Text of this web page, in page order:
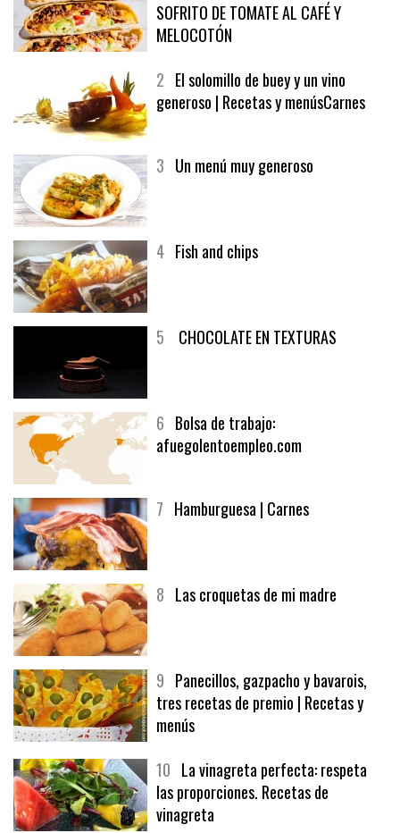
SOFRITO DE TOMATE AL CAFÉ Y
MELOCOTÓN
2 El solomillo de buey y un vino
generoso | Recetas y menúsCarnes
3 Un menú muy generoso
4 Fish and chips
5 CHOCOLATE EN TEXTURAS
6 Bolsa de trabajo:
afuegolentoempleo.com
7 Hamburguesa | Carnes
8 Las croquetas de mi madre
9 Panecillos, gazpacho y bavarois,
tres recetas de premio | Recetas y
menús
10 La vinagreta perfecta: respeta
las proporciones. Recetas de
vinagreta